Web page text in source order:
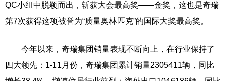
QC小组中脱颖而出，斩获大会最高奖——金奖，这也是奇瑞
第7次获得这项被誉为“质量奥林匹克”的国际大奖最高奖。
今年以来，奇瑞集团销量表现不断向上，在行业保持了
四大领先：1-11月份，奇瑞集团累计销量2305411辆，同比